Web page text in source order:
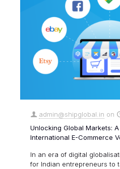
admin@shipglobal.in on
Unlocking Global Markets:
International E-Commerce
In an era of digital
for Indian entrepreneurs to